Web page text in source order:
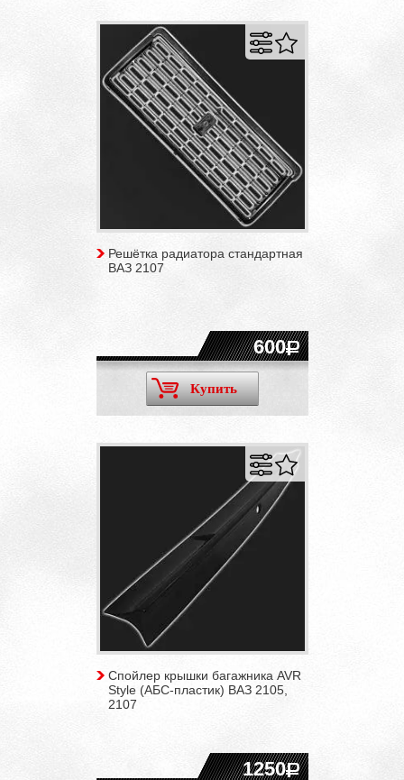
Решётка радиатора стандартная
ВАЗ 2107
600
Купить
Спойлер крышки багажника AVR
Style (АБС-пластик) ВАЗ 2105,
2107
1250